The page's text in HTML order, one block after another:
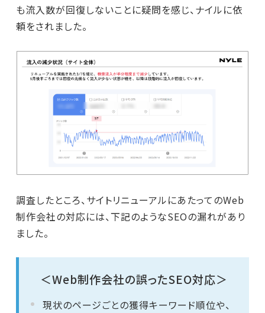
も流入数が回復しないことに疑問を感じ、ナイルに依
頼をされました。
調査したところ、サイトリニューアルにあたってのWeb
制作会社の対応には、下記のようなSEOの漏れがあり
ました。
＜Web制作会社の誤ったSEO対応＞
現状のページごとの獲得キーワード順位や、